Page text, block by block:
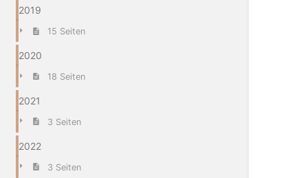
2019
15 Seiten
2020
18 Seiten
2021
3 Seiten
2022
3 Seiten